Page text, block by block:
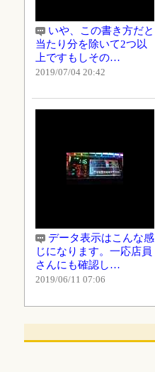
いや、この書き方だと
当たり分を除いて2つ以
上ですもしその…
2019/07/04 20:42
データ表示はこんな感
じになります。一応店員
さんにも確認し…
2019/06/11 07:06